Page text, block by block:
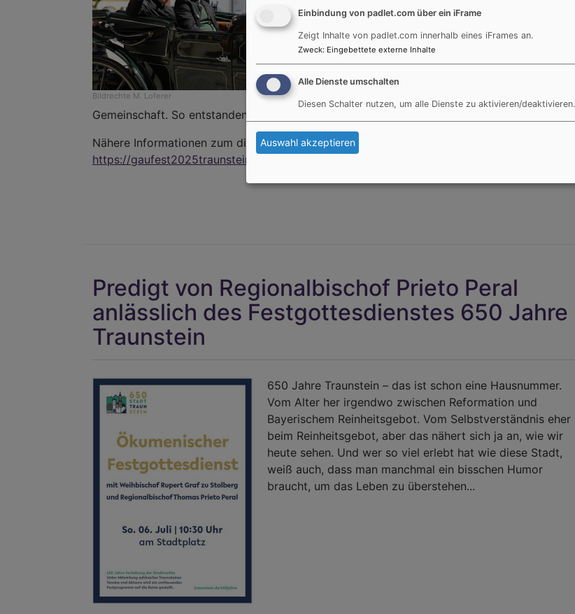
Bildrechte M. Loferer
und christliche Gemeinschaft. Unzählige
Ehrenamtliche haben mit viel
Planungshirnschmalz, unterstützt von
zahlreichen tatkräftigen Händen, diese
besondere Feier gestaltet – für ein
Miteinander, für den Glauben, für die
Gemeinschaft. So entstanden viele schöne Momente, die lange nach nachwirken werden.
Nähere Informationen zum diesjährigen Gaufest in Traunstein finden sich unter
https://gaufest2025traunstein.bayern/
Predigt von Regionalbischof Prieto Peral
anlässlich des Festgottesdienstes 650 Jahre
Traunstein
650 Jahre Traunstein – das ist schon eine Hausnummer.
Vom Alter her irgendwo zwischen Reformation und
Bayerischem Reinheitsgebot. Vom Selbstverständnis eher
beim Reinheitsgebot, aber das nähert sich ja an, wie wir
heute sehen. Und wer so viel erlebt hat wie diese Stadt,
weiß auch, dass man manchmal ein bisschen Humor
braucht, um das Leben zu überstehen...
Einbindung von padlet.com über ein iFrame
Zeigt Inhalte von padlet.com innerhalb eines iFrames an.
Zweck: Eingebettete externe Inhalte
Alle Dienste umschalten
Diesen Schalter nutzen, um alle Dienste zu aktivieren/deaktivieren.
Auswahl akzeptieren